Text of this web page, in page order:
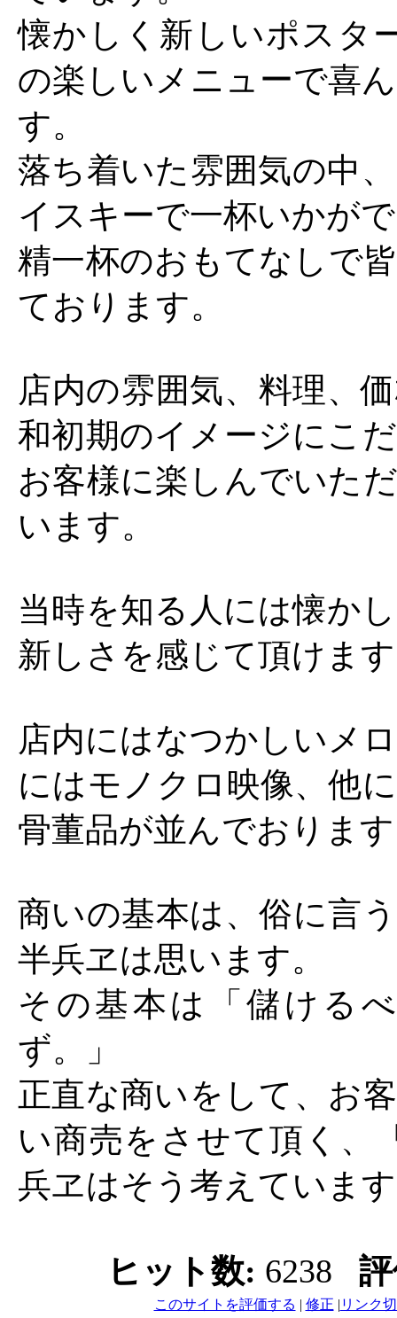
懐かしく新しいポスタ
の楽しいメニューで喜
す。
落ち着いた雰囲気の中
イスキーで一杯いかが
精一杯のおもてなしで
ております。
店内の雰囲気、料理、
和初期のイメージにこ
お客様に楽しんでいた
います。
当時を知る人には懐か
新しさを感じて頂けま
店内にはなつかしいメ
にはモノクロ映像、他
骨董品が並んでおりま
商いの基本は、俗に言
半兵ヱは思います。
その基本は「儲ける
ず。」
正直な商いをして、お
い商売をさせて頂く、
兵ヱはそう考えていま
ヒット数: 6238
このサイトを評価する | 修正 | リンク